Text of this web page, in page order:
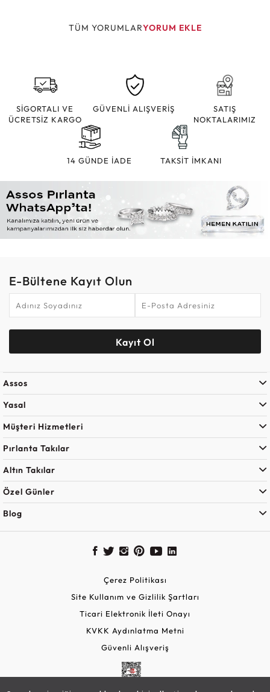
TÜM YORUMLARYORUM EKLE
SİGORTALI VE
ÜCRETSİZ KARGO
GÜVENLİ ALIŞVERİŞ
SATIŞ
NOKTALARIMIZ
14 GÜNDE İADE TAKSİT İMKANI
E-Bültene Kayıt Olun
Kayıt Ol
Assos
Yasal
Müşteri Hizmetleri
Pırlanta Takılar
Altın Takılar
Özel Günler
Blog
Çerez Politikası
Site Kullanım ve Gizlilik Şartları
Ticari Elektronik İleti Onayı
KVKK Aydınlatma Metni
Güvenli Alışveriş